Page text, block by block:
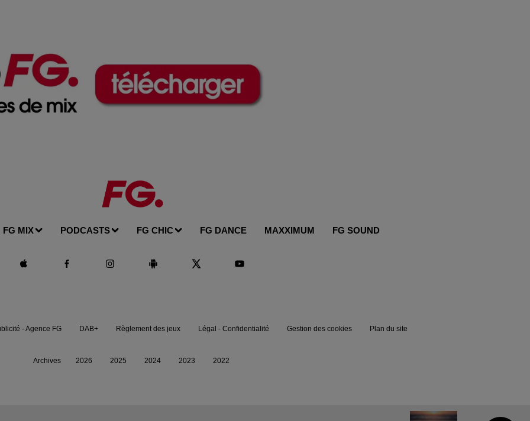
FG MIX PODCASTS FG CHIC FG DANCE MAXXIMUM FG SOUND
- Agence FG DAB+ Règlement des jeux Légal - Confidentialité Gestion des cookies Plan du site
Archives 2026 2025 2024 2023 2022